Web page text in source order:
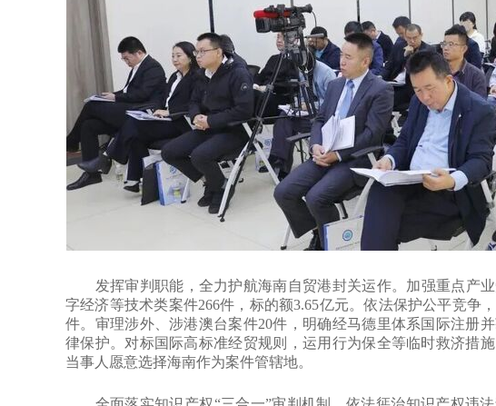
发挥审判职能，全力护航海南自贸港封关运作。加强重点产业
字经济等技术类案件266件，标的额3.65亿元。依法保护公平竞争
件。审理涉外、涉港澳台案件20件，明确经马德里体系国际注册
律保护。对标国际高标准经贸规则，运用行为保全等临时救济措
当事人愿意选择海南作为案件管辖地。